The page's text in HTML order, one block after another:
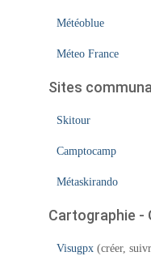
Météoblue
Méteo France
Sites
Skitour
Camptocamp
Métaskirando
Cartographie -
Visugpx (créer,